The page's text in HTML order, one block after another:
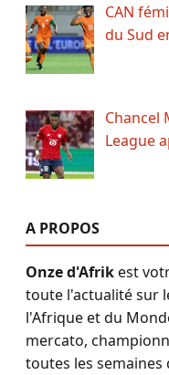
CAN
du Sud
Chancel
League
A PROPOS
Onze d'Afrikest
toute l'actualité sur
l'Afrique et du
mercato,
toutes les semaines